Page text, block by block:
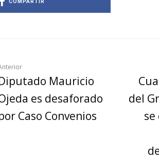
Mauricio
es desaforado
Caso Convenios
del